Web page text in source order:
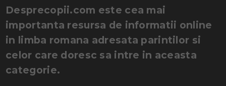
Desprecopii.com este cea mai
importanta resursa de informatii online
in limba romana adresata parintilor si
celor care doresc sa intre in aceasta
categorie.